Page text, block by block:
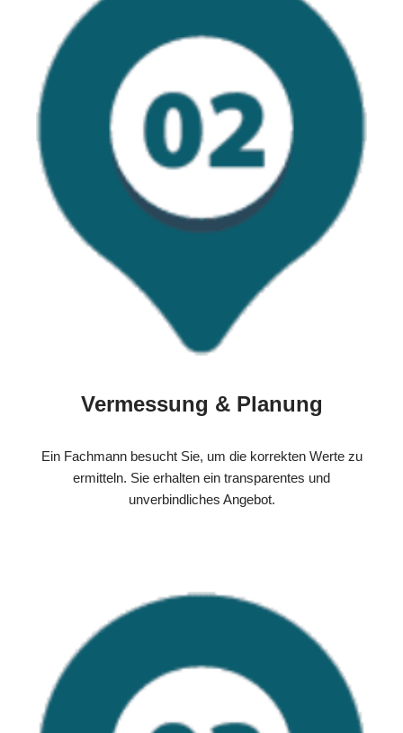
Vermessung & Planung
Ein Fachmann besucht Sie, um die korrekten Werte zu
ermitteln. Sie erhalten ein transparentes und
unverbindliches Angebot.